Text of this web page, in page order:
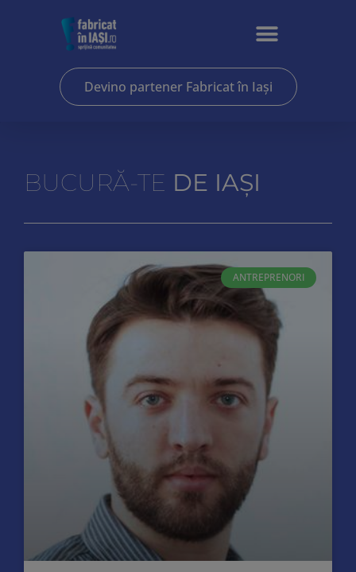
Devino partener Fabricat în Iași
BUCURĂ-TE DE IAȘI
ANTREPRENORI